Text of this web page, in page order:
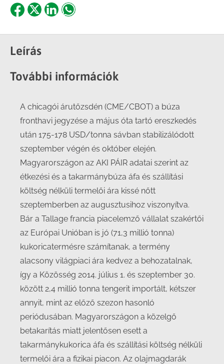
Share
Facebook
Share
X
ShareShare
Leírás
További információk
A chicagói árutőzsdén (CME/CBOT) a búza
fronthavi jegyzése a május óta tartó ereszkedés
után 175-178 USD/tonna sávban stabilizálódott
szeptember végén és október elején.
Magyarországon az AKI PÁIR adatai szerint az
étkezési és a takarmánybúza áfa és szállítási
költség nélküli termelői ára kissé nőtt
szeptemberben az augusztusihoz viszonyítva.
Bár a Tallage francia piacelemző vállalat szakértői
az Európai Unióban is jó (71,3 millió tonna)
kukoricatermésre számítanak, a termény
alacsony világpiaci ára kedvez a behozatalnak,
így a Közösség 2014. július 1. és szeptember 30.
között 2,4 millió tonna tengerit importált, kétszer
annyit, mint az előző szezon hasonló
periódusában. Magyarországon a közelgő
betakarítás miatt jelentősen esett a
takarmánykukorica áfa és szállítási költség nélküli
termelői ára a fizikai piacon. Az olajmagdarák